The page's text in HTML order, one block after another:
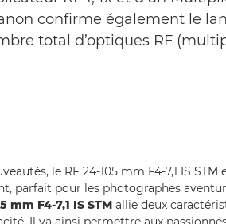
confirme également le
total d’optiques RF
le RF 24-105 mm F4-7,1 IS
parfait pour les photographes
mm F4-7,1 IS STM allie deux